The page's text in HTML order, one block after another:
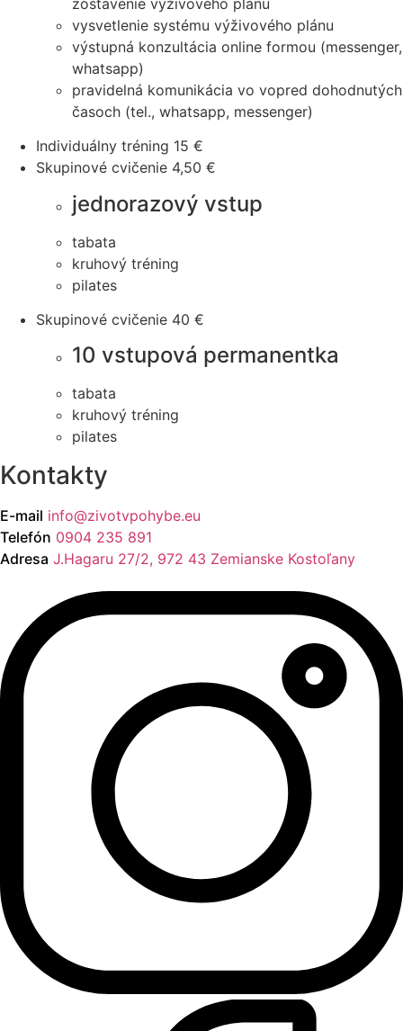
vysvetlenie systému výživového plánu
výstupná konzultácia online formou (messenger,
whatsapp)
pravidelná komunikácia vo vopred dohodnutých
časoch (tel., whatsapp, messenger)
Individuálny tréning 15 €
Skupinové cvičenie 4,50 €
jednorazový vstup
tabata
kruhový tréning
pilates
Skupinové cvičenie 40 €
10 vstupová permanentka
tabata
kruhový tréning
pilates
Kontakty
E-mail info@zivotvpohybe.eu
Telefón 0904 235 891
Adresa J.Hagaru 27/2, 972 43 Zemianske Kostoľany